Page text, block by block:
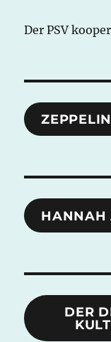
Der PSV
HANNAH
DER